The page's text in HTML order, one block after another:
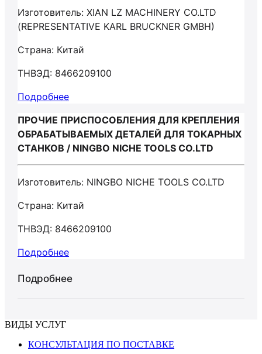
Изготовитель: XIAN LZ MACHINERY CO.LTD
(REPRESENTATIVE KARL BRUCKNER GMBH)
Страна: Китай
ТНВЭД: 8466209100
Подробнее
ПРОЧИЕ ПРИСПОСОБЛЕНИЯ ДЛЯ КРЕПЛЕНИЯ
ОБРАБАТЫВАЕМЫХ ДЕТАЛЕЙ ДЛЯ ТОКАРНЫХ
СТАНКОВ / NINGBO NICHE TOOLS CO.LTD
Изготовитель: NINGBO NICHE TOOLS CO.LTD
Страна: Китай
ТНВЭД: 8466209100
Подробнее
Подробнее
ВИДЫ УСЛУГ
КОНСУЛЬТАЦИЯ ПО ПОСТАВКЕ